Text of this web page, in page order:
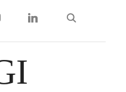
LINKEDIN